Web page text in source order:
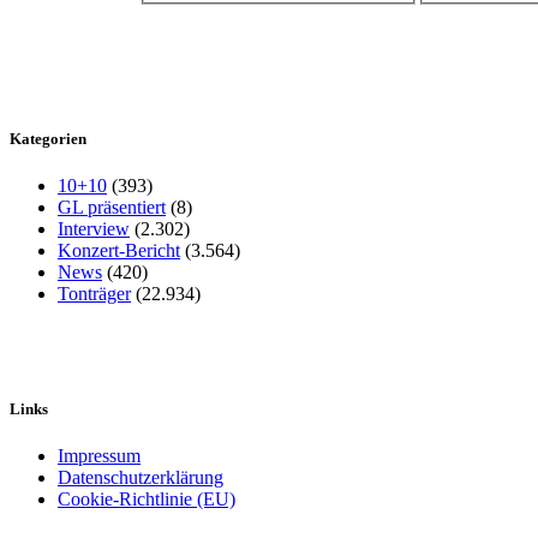
Kategorien
10+10 (393)
GL präsentiert (8)
Interview (2.302)
Konzert-Bericht (3.564)
News (420)
Tonträger(22.934)
Links
Impressum
Datenschutzerklärung
Cookie-Richtlinie (EU)